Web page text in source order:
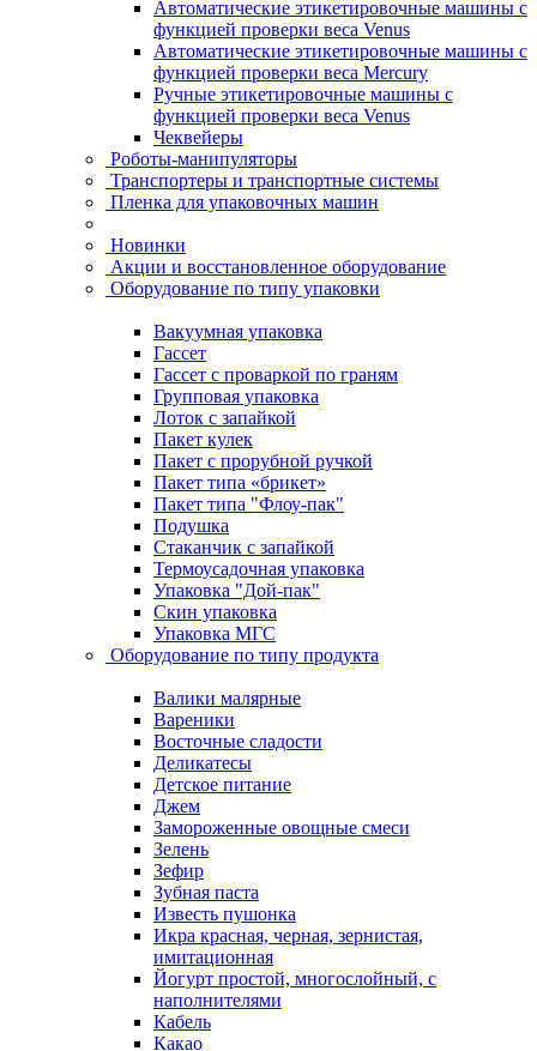
Автоматические этикетировочные машины с
функцией проверки веса Venus
Автоматические этикетировочные машины с
функцией проверки веса Mercury
Ручные этикетировочные машины с
функцией проверки веса Venus
Чеквейеры
Роботы-манипуляторы
Транспортеры и транспортные системы
Пленка для упаковочных машин
Новинки
Акции и восстановленное оборудование
Оборудование по типу упаковки
Вакуумная упаковка
Гассет
Гассет с проваркой по граням
Групповая упаковка
Лоток с запайкой
Пакет кулек
Пакет с прорубной ручкой
Пакет типа «брикет»
Пакет типа "Флоу-пак"
Подушка
Стаканчик с запайкой
Термоусадочная упаковка
Упаковка "Дой-пак"
Скин упаковка
Упаковка МГС
Оборудование по типу продукта
Валики малярные
Вареники
Восточные сладости
Деликатесы
Детское питание
Джем
Замороженные овощные смеси
Зелень
Зефир
Зубная паста
Известь пушонка
Икра красная, черная, зернистая,
имитационная
Йогурт простой, многослойный, с
наполнителями
Кабель
Какао